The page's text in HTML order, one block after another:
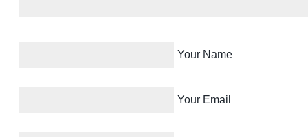
Your Name
Your Email